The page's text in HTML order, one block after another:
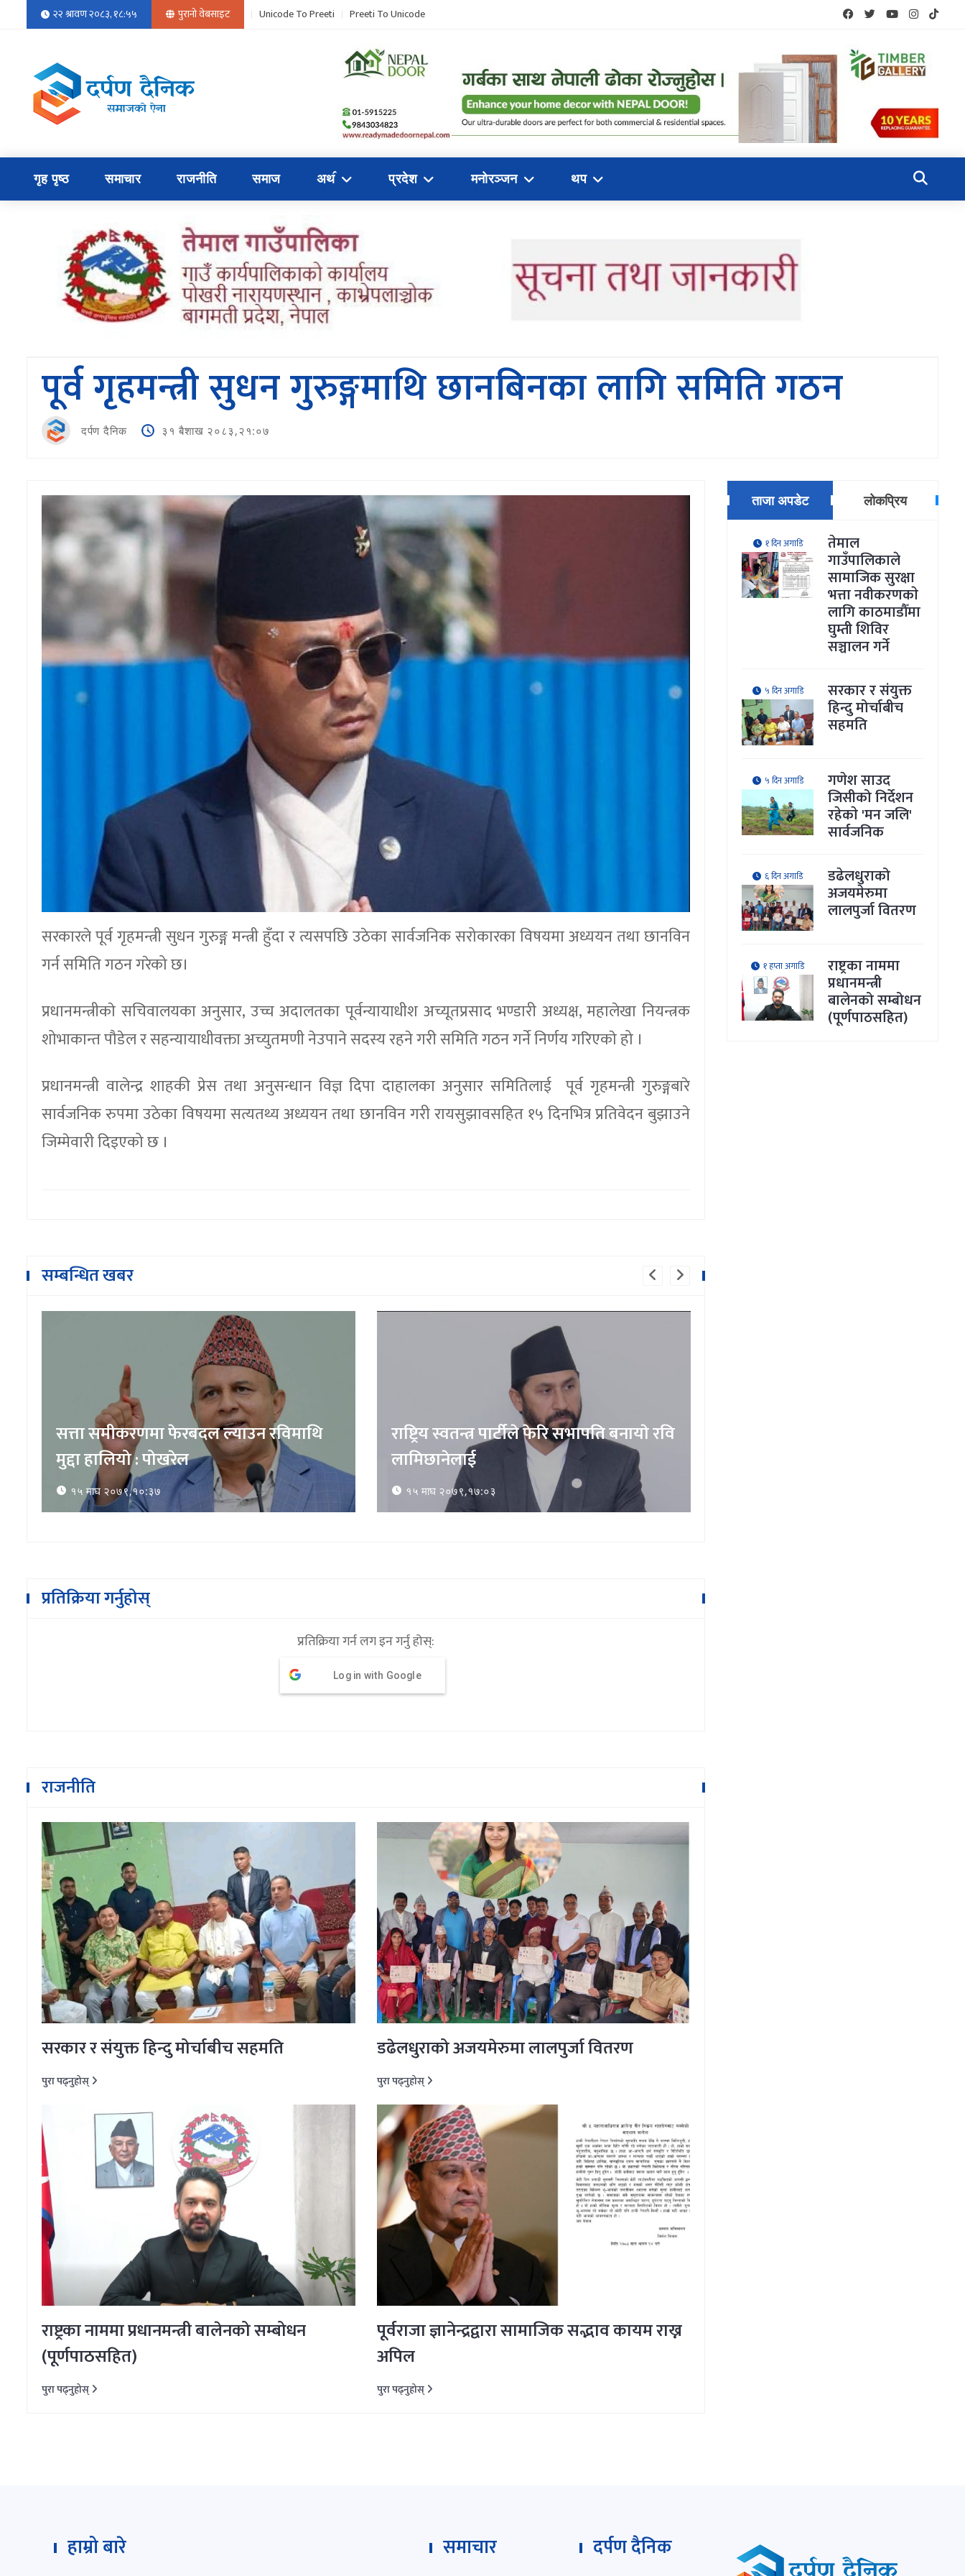
२२ श्रावण २०८३, १८:५५ पुरानो वेबसाइट Unicode To Preeti Preeti To Unicode
गृह पृष्ठ समाचार राजनीति समाज अथ॔ प्रदेश मनोरञ्जन थप
पूर्व गृहमन्त्री सुधन गुरुङ्गमाथि छानबिनका लागि समिति गठन
दर्पण दैनिक ३१ बैशाख २०८३,२१:०७
सरकारले पूर्व गृहमन्त्री सुधन गुरुङ्ग मन्त्री हुँदा र त्यसपछि उठेका सार्वजनिक सरोकारका विषयमा अध्ययन तथा छानविन
गर्न समिति गठन गरेको छ।
प्रधानमन्त्रीकाे सचिवालयका अनुसार, उच्च अदालतका पूर्वन्यायाधीश अच्यूतप्रसाद भण्डारी अध्यक्ष, महालेखा नियन्त्रक
शोभाकान्त पौडेल र सहन्यायाधीवक्ता अच्युतमणी नेउपाने सदस्य रहने गरी समिति गठन गर्ने निर्णय गरिएकाे हो ।
प्रधानमन्त्री वालेन्द्र शाहकी प्रेस तथा अनुसन्धान विज्ञ दिपा दाहालका अनुसार समितिलाई पूर्व गृहमन्त्री गुरुङ्गबारे
सार्वजनिक रुपमा उठेका विषयमा सत्यतथ्य अध्ययन तथा छानविन गरी रायसुझावसहित १५ दिनभित्र प्रतिवेदन बुझाउने
जिम्मेवारी दिइएको छ ।
सम्बन्धित खबर
सत्ता समीकरणमा फेरबदल ल्याउन रविमाथि
मुद्दा हालियो : पोखरेल
१५ माघ २०७९,१०:३७
राष्ट्रिय स्वतन्त्र पार्टीले फेरि सभापति बनायाे रवि
लामिछानेलाई
१५ माघ २०७९,१७:०३
प्रतिक्रिया गर्नुहोस्
प्रतिक्रिया गर्न लग इन गर्नु होस्:
Log in with Google
राजनीति
सरकार र संयुक्त हिन्दु मोर्चाबीच सहमति
पुरा पढ्नुहोस्
डढेलधुराको अजयमेरुमा लालपुर्जा वितरण
पुरा पढ्नुहोस्
राष्ट्रका नाममा प्रधानमन्त्री बालेनको सम्बोधन
(पूर्णपाठसहित)
पुरा पढ्नुहोस्
पूर्वराजा ज्ञानेन्द्रद्वारा सामाजिक सद्भाव कायम राख्न
अपिल
पुरा पढ्नुहोस्
ताजा अपडेट लोकप्रिय
१ दिन अगाडि तेमाल
गाउँपालिकाले
सामाजिक सुरक्षा
भत्ता नवीकरणकाे
लागि काठमाडौँमा
घुम्ती शिविर
सञ्चालन गर्ने
५ दिन अगाडि सरकार र संयुक्त
हिन्दु मोर्चाबीच
सहमति
५ दिन अगाडि गणेश साउद
जिसीको निर्देशन
रहेकाे 'मन जलि'
सार्वजनिक
६ दिन अगाडि डढेलधुराको
अजयमेरुमा
लालपुर्जा वितरण
१ हप्ता अगाडि राष्ट्रका नाममा
प्रधानमन्त्री
बालेनको सम्बोधन
(पूर्णपाठसहित)
हाम्रो बारे समाचार दर्पण दैनिक